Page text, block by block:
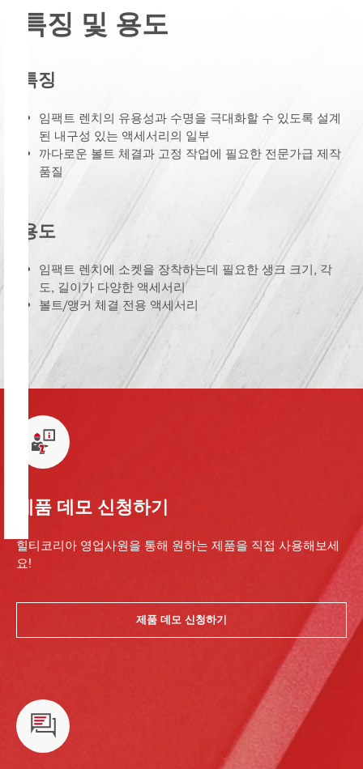
특징 및 용도
특징
임팩트 렌치의 유용성과 수명을 극대화할 수 있도록 설계
된 내구성 있는 액세서리의 일부
까다로운 볼트 체결과 고정 작업에 필요한 전문가급 제작
품질
용도
임팩트 렌치에 소켓을 장착하는데 필요한 생크 크기, 각
도, 길이가 다양한 액세서리
볼트/앵커 체결 전용 액세서리
제품 데모 신청하기
힐티코리아 영업사원을 통해 원하는 제품을 직접 사용해보세
요!
제품 데모 신청하기